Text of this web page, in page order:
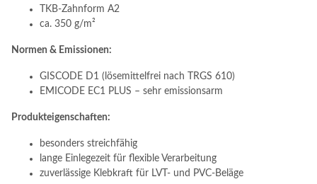
TKB-Zahnform A2
ca. 350 g/m²
Normen & Emissionen:
GISCODE D1 (lösemittelfrei nach TRGS 610)
EMICODE EC1 PLUS – sehr emissionsarm
Produkteigenschaften:
besonders streichfähig
lange Einlegezeit für flexible Verarbeitung
zuverlässige Klebkraft für LVT- und PVC-Beläge